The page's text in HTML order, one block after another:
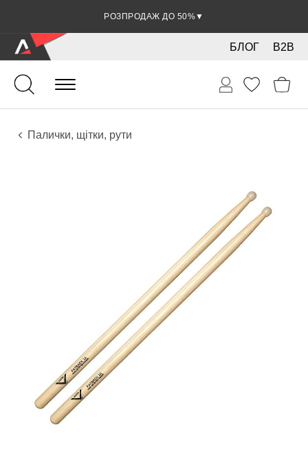
РОЗПРОДАЖ ДО 50%▼
B2B
БЛОГ
Ударні
Перкусія
Аксесуари
Палички, щітки, рути